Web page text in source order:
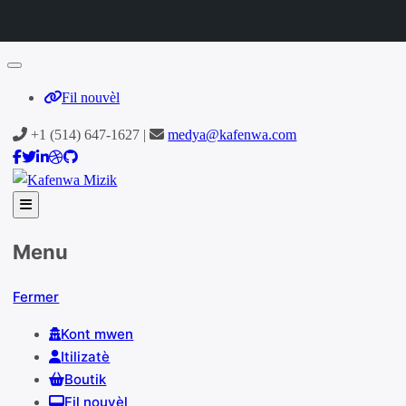
Fil nouvèl
Aller
au
contenu
+1 (514) 647-1627 | medya@kafenwa.com
Menu
Fermer
Kont mwen
Itilizatè
Boutik
Fil nouvèl